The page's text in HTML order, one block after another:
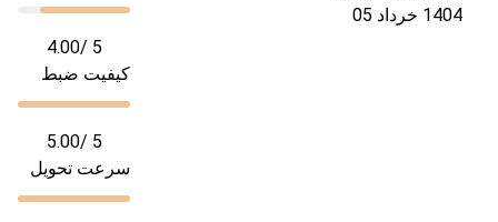
1404 خرداد 05
4.00/ 5
کیفیت ضبط
5.00/ 5
سرعت تحویل